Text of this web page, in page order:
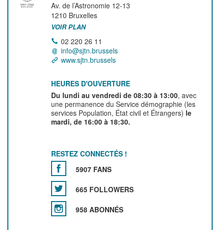
Av. de l’Astronomie 12-13
1210 Bruxelles
VOIR PLAN
02 220 26 11
info@sjtn.brussels
www.sjtn.brussels
HEURES D'OUVERTURE
Du lundi au vendredi de 08:30 à 13:00, avec
une permanence du Service démographie (les
services Population, État civil et Étrangers) le
mardi, de 16:00 à 18:30.
RESTEZ CONNECTÉS !
5907 FANS
665 FOLLOWERS
958 ABONNÉS